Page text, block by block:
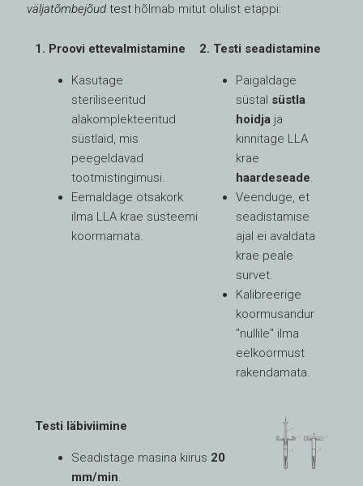
väljatõmbejõud test hõlmab mitut olulist etappi:
1. Proovi ettevalmistamine
Kasutage
steriliseeritud
alakomplekteeritud
süstlaid, mis
peegeldavad
tootmistingimusi.
Eemaldage otsakork
ilma LLA krae süsteemi
koormamata.
2. Testi seadistamine
Paigaldage
süstal süstla
hoidja ja
kinnitage LLA
krae
haardeseade
Veenduge, et
seadistamise
ajal ei avaldata
krae peale
survet.
Kalibreerige
koormusandur
"nullile" ilma
eelkoormust
rakendamata.
Testi läbiviimine
Seadistage masina kiirus 20
mm/min.